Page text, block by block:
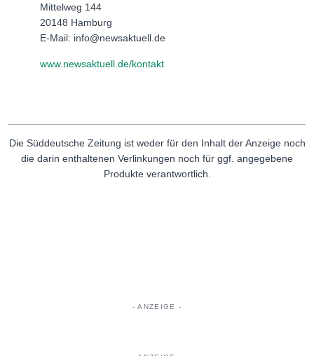
Mittelweg 144
20148 Hamburg
E-Mail: info@newsaktuell.de
www.newsaktuell.de/kontakt
Die Süddeutsche Zeitung ist weder für den Inhalt der Anzeige noch
die darin enthaltenen Verlinkungen noch für ggf. angegebene
Produkte verantwortlich.